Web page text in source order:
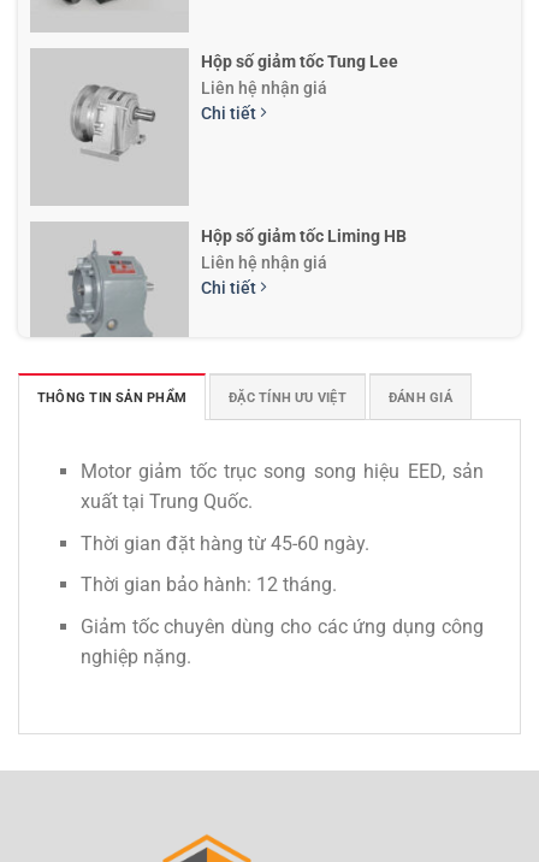
Hộp số giảm tốc Tung Lee
Liên hệ nhận giá
Chi tiết
Hộp số giảm tốc Liming HB
Liên hệ nhận giá
Chi tiết
Hộp số ESM
Chi tiết
THÔNG TIN SẢN PHẨM ĐẶC TÍNH ƯU VIỆT ĐÁNH GIÁ
Motor giảm tốc trục song song hiệu EED, sản
xuất tại Trung Quốc.
Thời gian đặt hàng từ 45-60 ngày.
Thời gian bảo hành: 12 tháng.
Giảm tốc chuyên dùng cho các ứng dụng công
nghiệp nặng.